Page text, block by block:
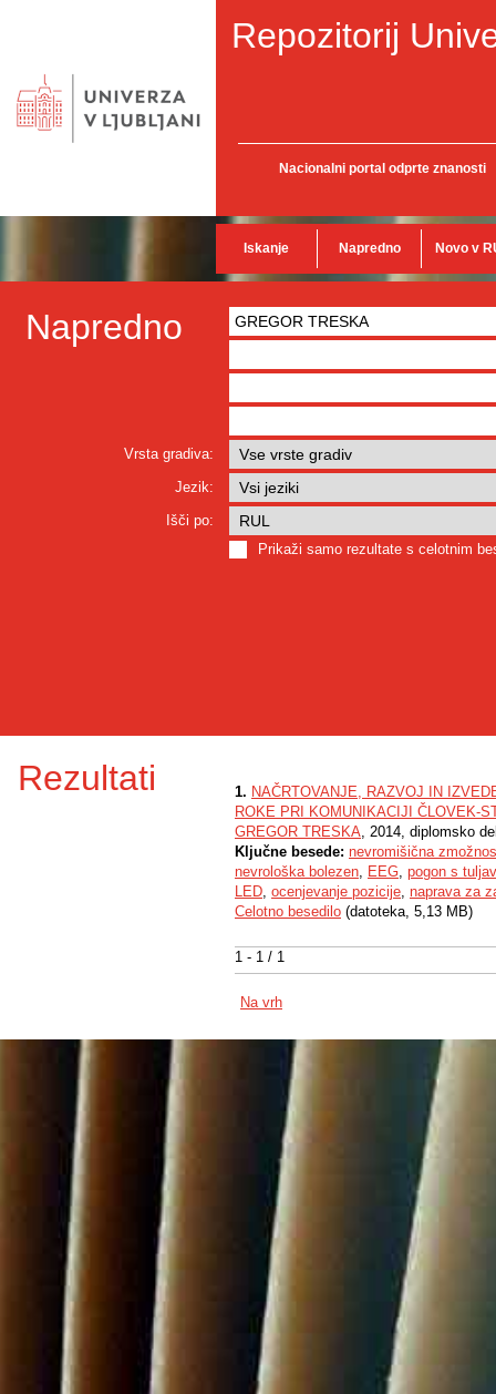
Repozitorij
Nacionalni portal odprte znanosti
Iskanje Napredno Novo v
Napredno
Vrsta gradiva:
Jezik:
Išči po:
Prikaži samo rezultate s celotnim
Rezultati
1 - 1 / 1
1. NAČRTOVANJE, RAZVOJ IN
ROKE PRI KOMUNIKACIJI ČLOVEK-
GREGOR TRESKA, 2014, diplomsko
Ključne besede: nevromišična
nevrološka bolezen, EEG, pogon s
LED, ocenjevanje pozicije, naprava za
Celotno besedilo (datoteka, 5,13 MB)
Na vrh